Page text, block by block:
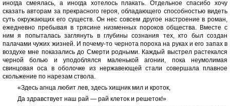
иногда смеялась, а иногда хотелось плакать. Отдельное спасибо хочу
сказать авторам за прекрасного героя, обладающего способностью видеть
суть окружающих его существ. Он нес совсем другое настроение в роман,
ежедневно пребывая в трясине низменных пороков общества. Вместе с
ним я попыталась заглянуть в глубины сознания тех, кто был создан
палачами чужих жизней. И почему-то чернота пороха на руках и его запах в
воздухе мне показались до Смерти родными. Каждый выстрел растекался
черной болью и уподоблялся маленькой агонии, пока неумолимая
свинцовая оса в оболочке из нержавеющей стали совершала плавное
скольжение по нарезам ствола.
«Здесь агнца любит лев, здесь хищник мил и кроток,
Да здравствует наш рай — рай клеток и решеток!»